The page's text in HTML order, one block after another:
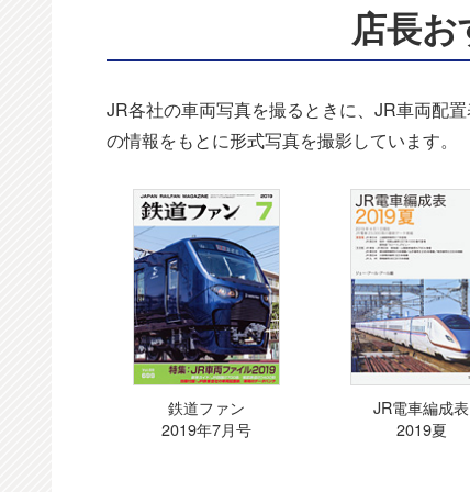
店長
JR各社の車両写真を撮るときに、JR車両配
の情報をもとに形式写真を撮影しています。
鉄道ファン
2019年7月号
JR電車編成表
2019夏